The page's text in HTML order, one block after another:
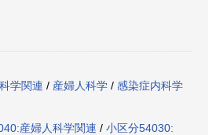
学関連 / 産婦人科学 / 感染症内科学
産婦人科学関連 / 小区分54030: